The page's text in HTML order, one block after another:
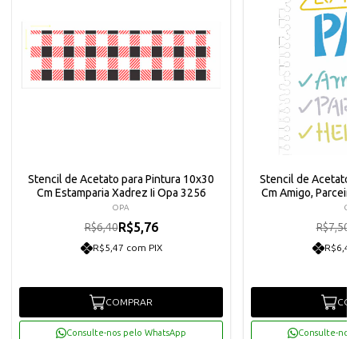
Stencil de Acetato para Pintura 10x30
Cm Estamparia Xadrez Ii Opa 3256
OPA
R$6,40R$5,76
R$5,47 com PIX
COMPRAR
Consulte-nos pelo WhatsApp
Stencil de Acetato
Cm Amigo,
R$7,50
R$6,41
Consulte-nos